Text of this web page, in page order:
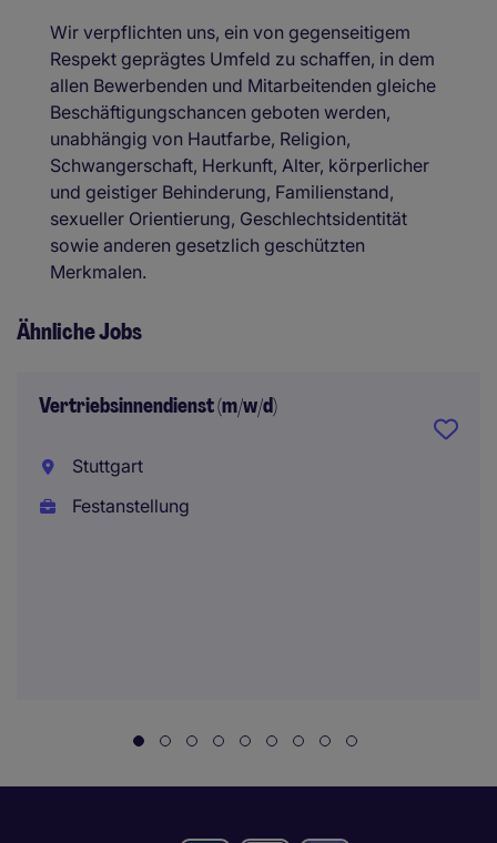
Wir verpflichten uns, ein von gegenseitigem
Respekt geprägtes Umfeld zu schaffen, in dem
allen Bewerbenden und Mitarbeitenden gleiche
Beschäftigungschancen geboten werden,
unabhängig von Hautfarbe, Religion,
Schwangerschaft, Herkunft, Alter, körperlicher
und geistiger Behinderung, Familienstand,
sexueller Orientierung, Geschlechtsidentität
sowie anderen gesetzlich geschützten
Merkmalen.
Ähnliche Jobs
Vertriebsinnendienst (m/w/d)
Stuttgart
Festanstellung